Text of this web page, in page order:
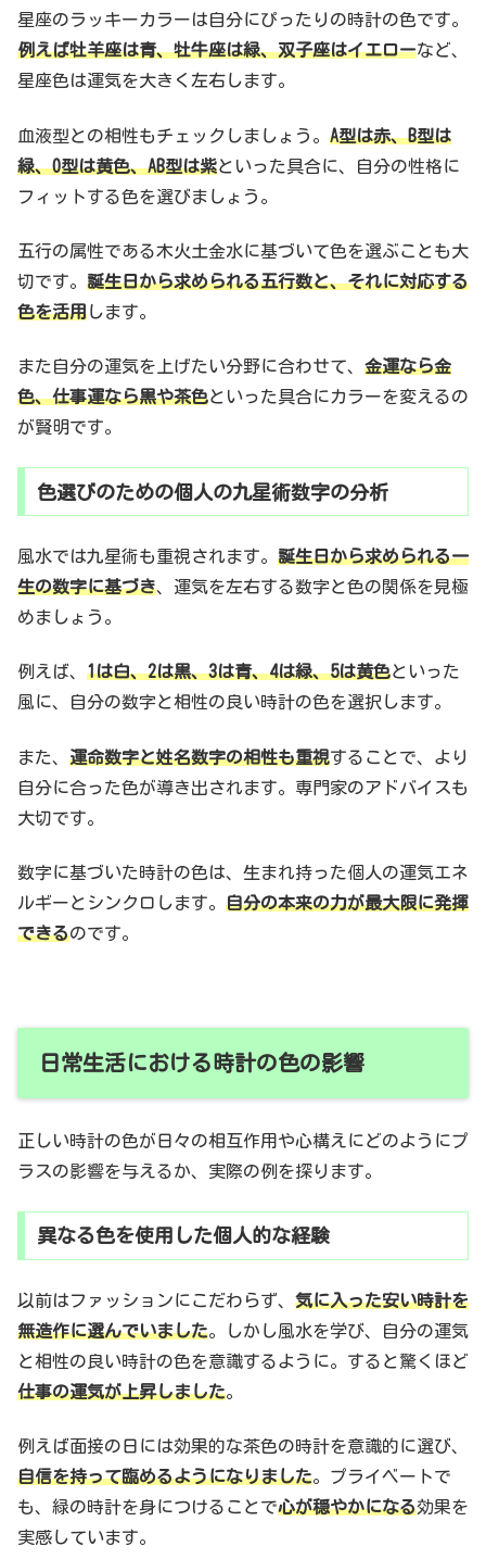
星座のラッキーカラーは自分にぴったりの時計の色です。
例えば牡羊座は青、牡牛座は緑、双子座はイエローなど、
星座色は運気を大きく左右します。
血液型との相性もチェックしましょう。 A型は赤、B型は
緑、O型は黄色、AB型は紫といった具合に、自分の性格に
フィットする色を選びましょう。
五行の属性である木火土金水に基づいて色を選ぶことも大
切です。 誕生日から求められる五行数と、それに対応する
色を活用します。
また自分の運気を上げたい分野に合わせて、 金運なら金
色、仕事運なら黒や茶色といった具合にカラーを変えるの
が賢明です。
色選びのための個人の九星術数字の分析
風水では九星術も重視されます。 誕生日から求められる一
生の数字に基づき、運気を左右する数字と色の関係を見極
めましょう。
例えば、 1は白、2は黒、3は青、4は緑、5は黄色といった
風に、自分の数字と相性の良い時計の色を選択します。
また、 運命数字と姓名数字の相性も重視することで、より
自分に合った色が導き出されます。専門家のアドバイスも
大切です。
数字に基づいた時計の色は、生まれ持った個人の運気エネ
ルギーとシンクロします。 自分の本来の力が最大限に発揮
できるのです。
日常生活における時計の色の影響
正しい時計の色が日々の相互作用や心構えにどのようにプ
ラスの影響を与えるか、実際の例を探ります。
異なる色を使用した個人的な経験
以前はファッションにこだわらず、 気に入った安い時計を
無造作に選んでいました。しかし風水を学び、自分の運気
と相性の良い時計の色を意識するように。すると驚くほど
仕事の運気が上昇しました。
例えば面接の日には効果的な茶色の時計を意識的に選び、
自信を持って臨めるようになりました。プライベートで
も、緑の時計を身につけることで心が穏やかになる効果を
実感しています。